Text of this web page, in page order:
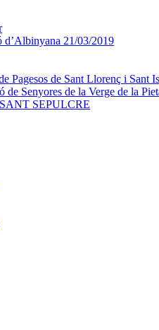
d’Albinyana 21/03/2019
Pagesos de Sant Llorenç i Sant
de Senyores de la Verge de la
SEPULCRE